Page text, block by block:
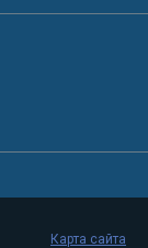
Карта сайта